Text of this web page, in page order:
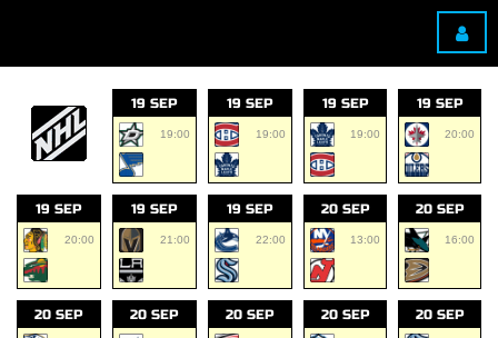
19 SEP
19:00
19 SEP
19:00
19 SEP
19:00
19 SEP
20:00
19 SEP
20:00
19 SEP
21:00
19 SEP
22:00
20 SEP
13:00
20 SEP
16:00
20 SEP 20 SEP 20 SEP 20 SEP 20 SEP